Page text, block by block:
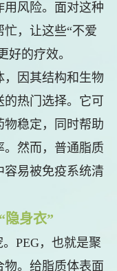
风险。面对这种
，让这些“不爱
好的疗效。
，因其结构和生物
热门选择。它可
物稳定，同时帮助
。然而，普通脂质
易被免疫系统清
隐身衣”
PEG，也就是聚
物。给脂质体表面